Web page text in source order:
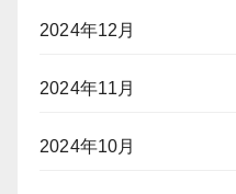
2024年12月
2024年11月
2024年10月